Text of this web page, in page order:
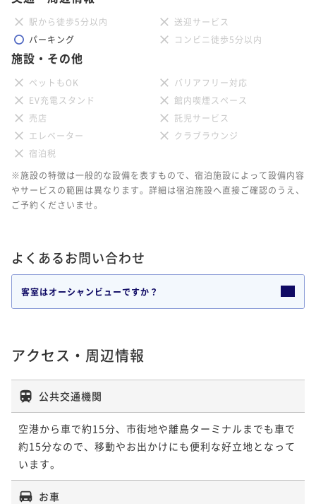
駅から徒歩5分以内
送迎サービス
パーキング
コンビニ徒歩5分以内
施設・その他
ペットもOK
バリアフリー対応
EV充電スタンド
館内喫煙スペース
売店
託児サービス
エレベーター
クラブラウンジ
宿泊税
※施設の特徴は一般的な設備を表すもので、宿泊施設によって設備内容
やサービスの範囲は異なります。詳細は宿泊施設へ直接ご確認のうえ、
ご予約くださいませ。
よくあるお問い合わせ
客室はオーシャンビューですか？
アクセス・周辺情報
公共交通機関
空港から車で約15分、市街地や離島ターミナルまでも車で
約15分なので、移動やお出かけにも便利な好立地となって
います。
お車